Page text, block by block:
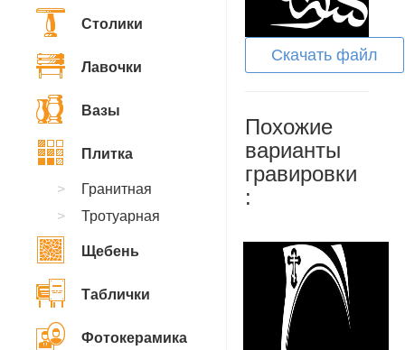
Скачать файл
Похожие
варианты
гравировки
:
Столики
Лавочки
Вазы
Плитка
Гранитная
Тротуарная
Щебень
Таблички
Фотокерамика